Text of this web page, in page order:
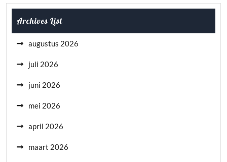
Archives List
augustus 2026
juli 2026
juni 2026
mei 2026
april 2026
maart 2026